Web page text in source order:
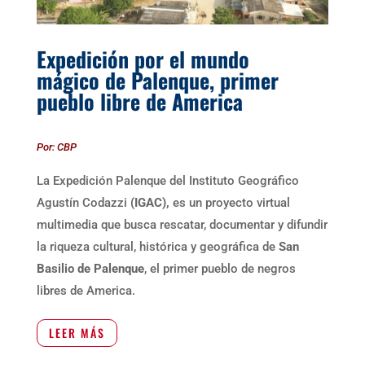
Expedición por el mundo
mágico de Palenque, primer
pueblo libre de America
Por: CBP
La Expedición Palenque del Instituto Geográfico
Agustín Codazzi (IGAC), es un proyecto virtual
multimedia que busca rescatar, documentar y difundir
la riqueza cultural, histórica y geográfica de San
Basilio de Palenque, el primer pueblo de negros
libres de America.
LEER MÁS